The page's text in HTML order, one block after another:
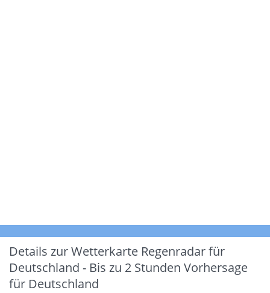
Details zur Wetterkarte Regenradar für
Deutschland - Bis zu 2 Stunden Vorhersage
für Deutschland